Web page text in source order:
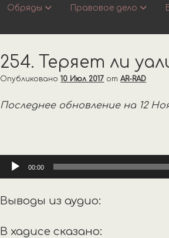
Обряды Правовое дело
254. Теряет ли
Опубликовано10 Июл 2017 отAR-RAD
Последнее обновление на 12 Ноя
Аудиоплеер
00:00
Выводы из аудио:
В хадисе сказано: